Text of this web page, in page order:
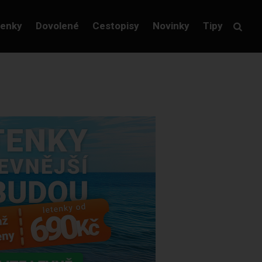
Dovolené Cestopisy Novinky Tipy